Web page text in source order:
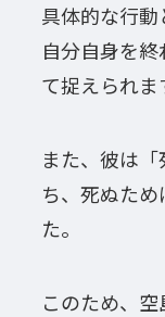
具体的な行
自分自身を
て捉えられま
また、彼は
ち、死ぬた
た。
このため、